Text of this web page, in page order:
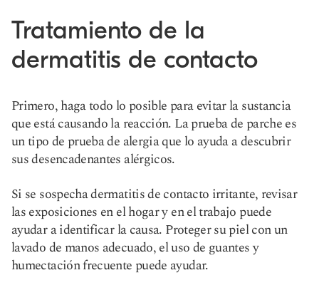
Tratamiento de la
dermatitis de contacto
Primero, haga todo lo posible para evitar la sustancia
que está causando la reacción. La prueba de parche es
un tipo de prueba de alergia que lo ayuda a descubrir
sus desencadenantes alérgicos.
Si se sospecha dermatitis de contacto irritante, revisar
las exposiciones en el hogar y en el trabajo puede
ayudar a identificar la causa. Proteger su piel con un
lavado de manos adecuado, el uso de guantes y
humectación frecuente puede ayudar.